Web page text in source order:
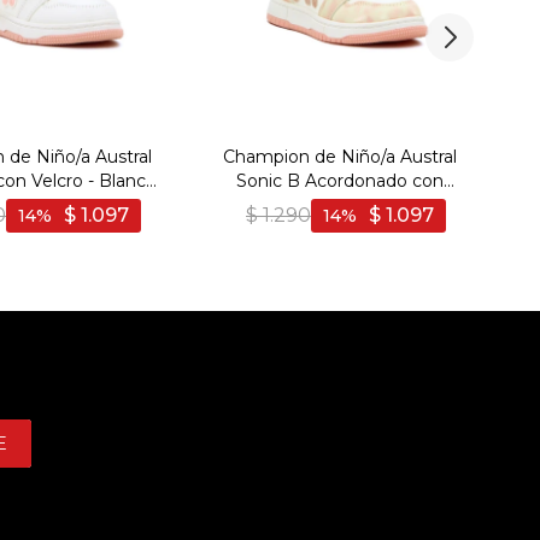
de Niño/a Austral
Velcro - Blanco-
Claro
$ 1.097
14
Champion de Niño/a Austral
Sonic B Acordonado con
Velcro - Blanco-Rosa Claro
$ 1.290 $ 1.097
14